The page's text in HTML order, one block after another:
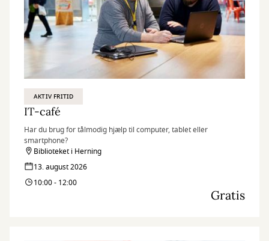
AKTIV FRITID
IT-café
Har du brug for tålmodig hjælp til computer, tablet eller
smartphone?
Biblioteket i Herning
13. august 2026
10:00 - 12:00
Gratis